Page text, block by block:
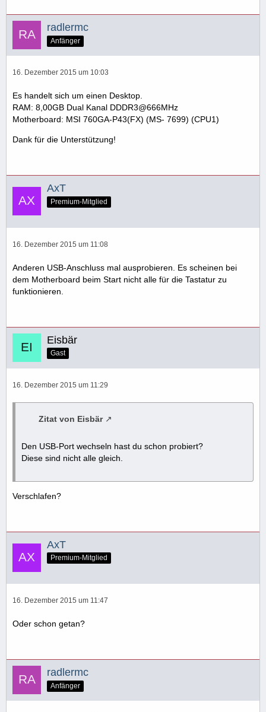
radlermc
Anfänger
16. Dezember 2015 um 10:03
Es handelt sich um einen Desktop.
RAM: 8,00GB Dual Kanal DDDR3@666MHz
Motherboard: MSI 760GA-P43(FX) (MS- 7699) (CPU1)
Dank für die Unterstützung!
AxT
Premium-Mitglied
16. Dezember 2015 um 11:08
Anderen USB-Anschluss mal ausprobieren. Es scheinen bei
dem Motherboard beim Start nicht alle für die Tastatur zu
funktionieren.
Eisbär
Gast
16. Dezember 2015 um 11:29
Zitat von Eisbär
Den USB-Port wechseln hast du schon probiert?
Diese sind nicht alle gleich.
Verschlafen?
AxT
Premium-Mitglied
16. Dezember 2015 um 11:47
Oder schon getan?
radlermc
Anfänger